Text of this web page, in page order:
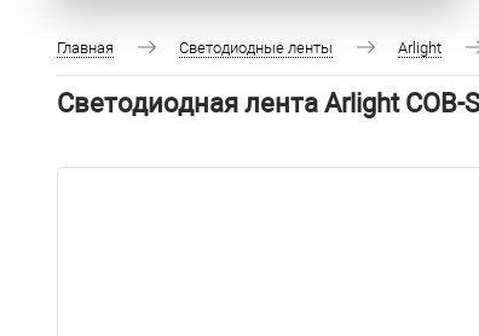
Главная Светодиодные ленты Arlight
Светодиодная лента Arlight